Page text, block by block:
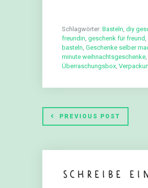
Schlagwörter: Basteln diy
freundin geschenk für freund
basteln Geschenke selber
minute weihnachtsgeschenke
Überraschungsbox
PREVIOUS POST
Schreibe